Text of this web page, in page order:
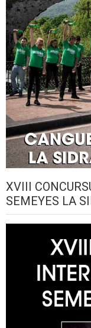
XVIII
SEMEYES LA